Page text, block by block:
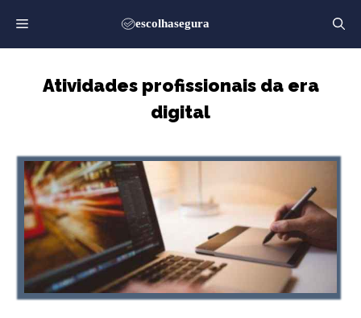
para
o
Atividades profissionais da era
digital